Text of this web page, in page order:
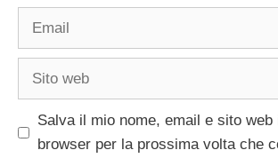
Email
Sito
Salva il mio nome, email e sito web
browser per la prossima volta che